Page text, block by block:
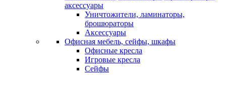
аксессуары
Уничтожители, ламинаторы,
брошюраторы
Аксессуары
Офисная мебель, сейфы, шкафы
Офисные кресла
Игровые кресла
Сейфы